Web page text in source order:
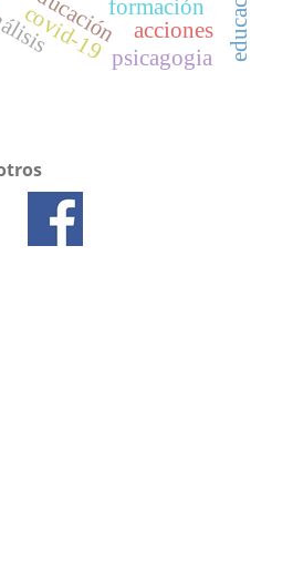
formación
covid-19 psicagogia
acciones